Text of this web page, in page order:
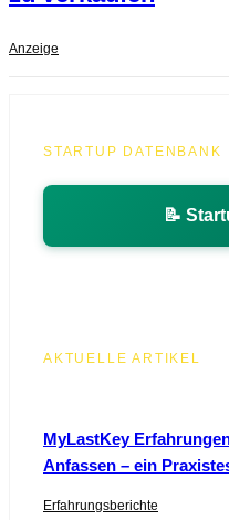
Anzeige
STARTUP DATENBANK
📝
AKTUELLE ARTIKEL
MyLastKey
Anfassen – ein
Erfahrungsberichte